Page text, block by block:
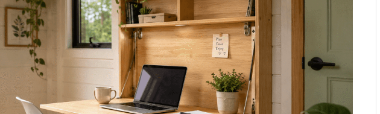
PRIVATNI IZNAJMLJIVAČI
Planirate iznajmljivati mobilnu kućicu u
kampu? Evo što morate znati o paušalu i
troškovima (2026.)
5 Mjeseci
INSPIRACIJA INTERVJUI
INTERVJU: Kupili su stambeni kontejner i
pretvorili ga u mjesto za odmor u prirodi:
“Od ideje do realizacije prošla je samo
godina dana.”